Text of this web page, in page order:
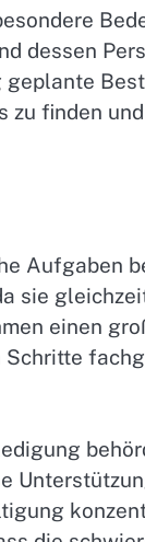
dessen
finden
Aufgaben
sie
einen